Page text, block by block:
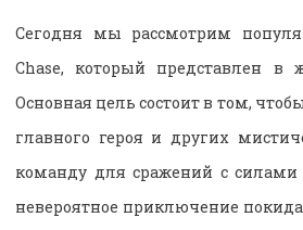
Сегодня мы рассмотрим
Chase, который представлен в
Основная цель состоит в том,
главного героя и других
команду для сражений с силами
невероятное приключение